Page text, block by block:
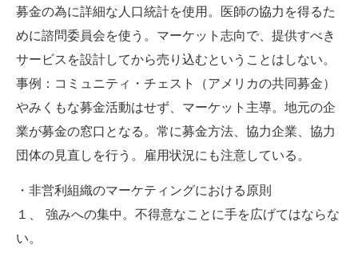
募金の為に詳細な人口統計を使用。医師の協力を得るた
めに諮問委員会を使う。マーケット志向で、提供すべき
サービスを設計してから売り込むということはしない。
事例：コミュニティ・チェスト（アメリカの共同募金）
やみくもな募金活動はせず、マーケット主導。地元の企
業が募金の窓口となる。常に募金方法、協力企業、協力
団体の見直しを行う。雇用状況にも注意している。
・非営利組織のマーケティングにおける原則
１、 強みへの集中。不得意なことに手を広げてはならな
い。